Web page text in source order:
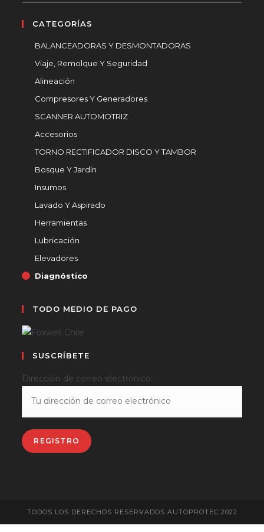
CATEGORÍAS
BALANCEADORAS Y DESMONTADORAS
Viaje, Remolque Y Seguridad
Alineación
Compresores Y Generadores
SCANNER AUTOMOTRIZ
Accesorios
TORNO RECTIFICADOR DISCO Y TAMBOR
Bosque Y Jardín
Insumos
Lavado Y Aspirado
Herramientas
Lubricación
Elevadores
Diagnóstico
TODO MEDIO DE PAGO
SUSCRÍBETE
Dirección de correo electrónico:
TODOS LOS DERECHOS RESERVADOS AUTOPROTEC 2022